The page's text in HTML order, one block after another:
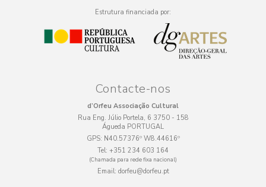
Estrutura financiada por:
Contacte-nos
d’Orfeu Associação Cultural
Rua Eng. Júlio Portela, 6 3750 - 158
Águeda PORTUGAL
GPS: N40.57376º W8.44616º
Tel: +351 234 603 164
(Chamada para rede fixa nacional)
Email: dorfeu@dorfeu.pt